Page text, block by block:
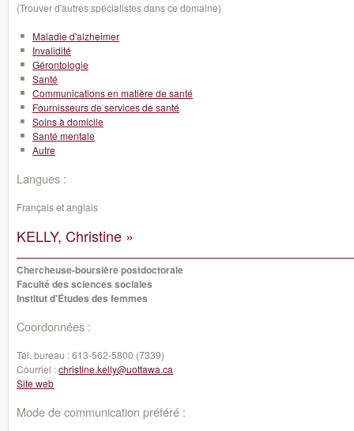
(Trouver d'autres spécialistes dans ce domaine)
Maladie d'alzheimer
Invalidité
Gérontologie
Santé
Communications en matière de santé
Fournisseurs de services de santé
Soins à domicile
Santé mentale
Autre
Langues :
Français et anglais
KELLY, Christine »
Chercheuse-boursière postdoctorale
Faculté des sciences sociales
Institut d'Études des femmes
Coordonnées :
Tél. bureau :613-562-5800 (7339)
Courriel :christine.kelly@uottawa.ca
Site web
Mode de communication préféré :